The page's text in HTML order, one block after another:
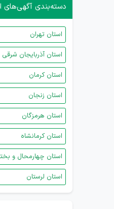
دسته‌بندی آگهی‌های
استان تهران
استان آذربایجان شرقی
استان کرمان
استان زنجان
استان هرمزگان
استان کرمانشاه
استان چهارمحال و
استان لرستان